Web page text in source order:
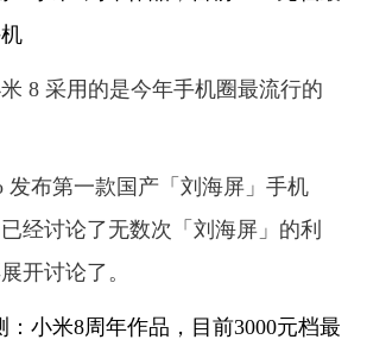
8 采用的是今年手机圈最流行的
发布第一款国产「刘海屏」手机
经讨论了无数次「刘海屏」的利
开讨论了。